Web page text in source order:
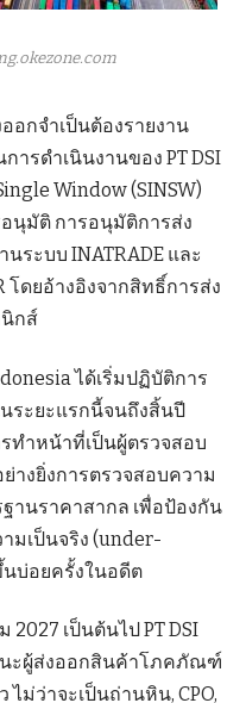
กจำเป็นต้องรายงาน
ารดำเนินงานของ PT DSI
Window (SINSW)
นุมัติ การอนุมัติการส่ง
ระบบ INATRADE และ
โดยอ้างอิงจากสิทธิ์การส่ง
กส์
ได้เริ่มปฏิบัติการ
ระยะแรกนี้จนถึงสิ้นปี
ทำหน้าที่เป็นผู้ตรวจสอบ
างยิ่งการตรวจสอบความ
านราคาสากล เพื่อป้องกัน
มเป็นจริง (under-
นบ่อยครั้งในอดีต
เป็นต้นไป PT DSI
นะผู้ส่งออกสินค้าโภคภัณฑ์
ไม่ว่าจะเป็นถ่านหิน, CPO,